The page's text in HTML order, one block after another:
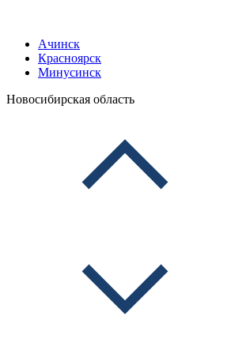
Ачинск
Красноярск
Минусинск
Новосибирская область